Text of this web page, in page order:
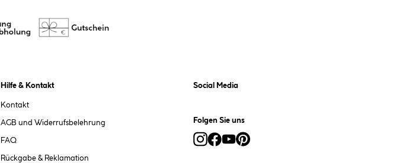
Hilfe & Kontakt
Kontakt
AGB und Widerrufsbelehrung
FAQ
Rückgabe & Reklamation
Social Media
Folgen Sie uns